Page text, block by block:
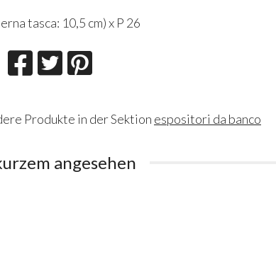
tasca: 10,5 cm) x P 26
Produkte in der Sektion espositori da banco
angesehen